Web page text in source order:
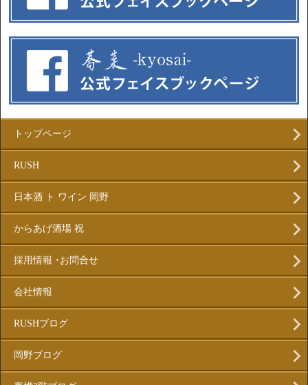
トップページ
RUSH
日本酒 ト ワイン 岡野
からあげ酒場 祝
採用情報 ･お問合せ
会社情報
RUSHブログ
岡野ブログ